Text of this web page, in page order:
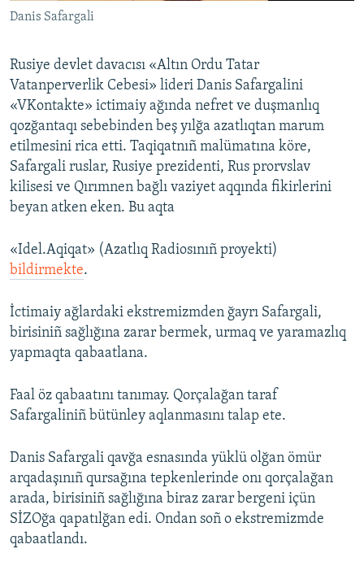
RFE/RS bütün saytları
Danis Safargali
Rusiye devlet davacısı «Altın Ordu Tatar
Vatanperverlik Cebesi» lideri Danis Safargalini
«VKontakte» ictimaiy ağında nefret ve duşmanlıq
qozğantaqı sebebinden beş yılğa azatlıqtan marum
etilmesini rica etti. Taqiqatnıñ malümatına köre,
Safargali ruslar, Rusiye prezidenti, Rus prorvslav
kilisesi ve Qırımnen bağlı vaziyet aqqında fikirlerini
beyan atken eken. Bu aqta
«Idel.Aqiqat» (Azatlıq Radiosınıñ proyekti)
bildirmekte.
İctimaiy ağlardaki ekstremizmden ğayrı Safargali,
birisiniñ sağlığına zarar bermek, urmaq ve yaramazlıq
yapmaqta qabaatlana.
Faal öz qabaatını tanımay. Qorçalağan taraf
Safargaliniñ bütünley aqlanmasını talap ete.
Danis Safargali qavğa esnasında yüklü olğan ömür
arqadaşınıñ qursağına tepkenlerinde onı qorçalağan
arada, birisiniñ sağlığına biraz zarar bergeni içün
SİZOğa qapatılğan edi. Ondan soñ o ekstremizmde
qabaatlandı.